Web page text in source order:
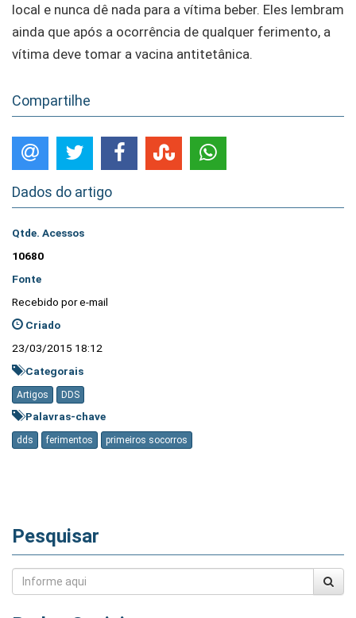
local e nunca dê nada para a vítima beber. Eles lembram
ainda que após a ocorrência de qualquer ferimento, a
vítima deve tomar a vacina antitetânica.
Compartilhe
Dados do artigo
Qtde. Acessos
10680
Fonte
Recebido por e-mail
Criado
23/03/2015 18:12
Categorais
Artigos DDS
Palavras-chave
dds ferimentos primeiros socorros
Pesquisar